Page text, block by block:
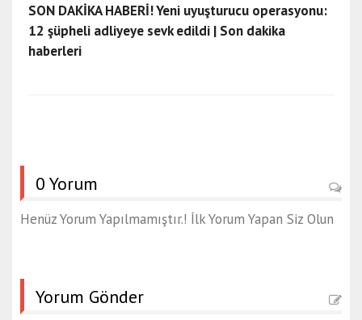
SON DAKİKA HABERİ! Yeni uyuşturucu operasyonu:
12 şüpheli adliyeye sevk edildi | Son dakika
haberleri
0 Yorum
Henüz Yorum Yapılmamıştır.! İlk Yorum Yapan Siz Olun
Yorum Gönder